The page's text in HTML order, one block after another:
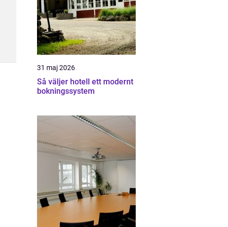
31 maj 2026
Så väljer hotell ett modernt
bokningssystem